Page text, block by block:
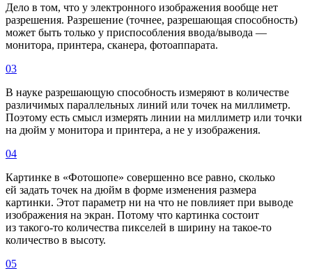
Дело в том, что у электронного изображения вообще нет
разрешения. Разрешение (точнее, разрешающая способность)
может быть только у приспособления ввода/вывода —
монитора, принтера, сканера, фотоаппарата.
03
В науке разрешающую способность измеряют в количестве
различимых параллельных линий или точек на миллиметр.
Поэтому есть смысл измерять линии на миллиметр или точки
на дюйм у монитора и принтера, а не у изображения.
04
Картинке в «Фотошопе» совершенно все равно, сколько
ей задать точек на дюйм в форме изменения размера
картинки. Этот параметр ни на что не повлияет при выводе
изображения на экран. Потому что картинка состоит
из такого-то количества пикселей в ширину на такое-то
количество в высоту.
05